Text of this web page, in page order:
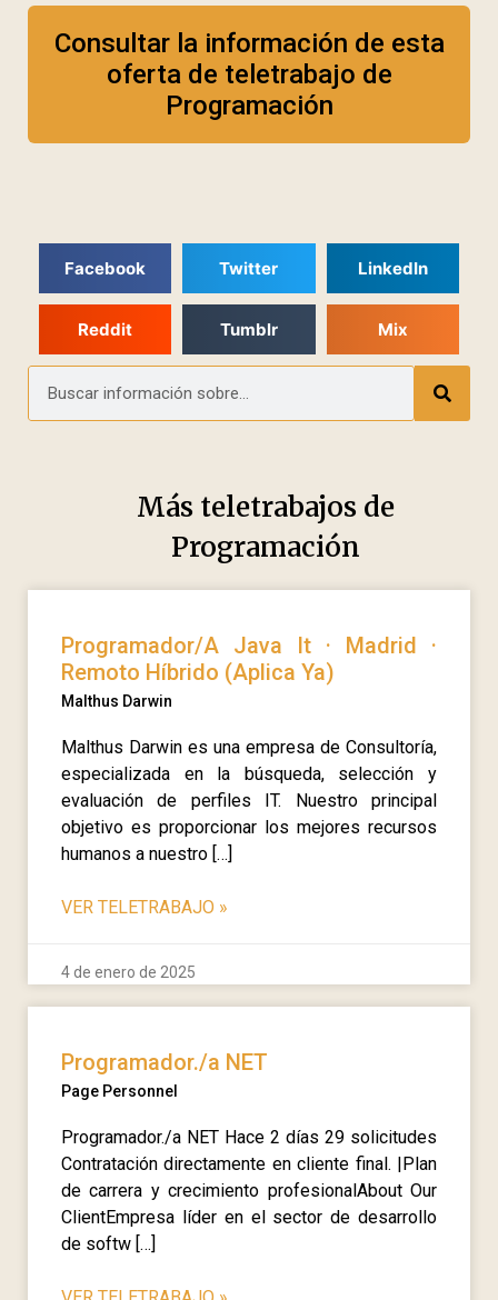
Consultar la información de esta
oferta de teletrabajo de
Programación
Facebook Twitter LinkedIn
Reddit Tumblr Mix
Más teletrabajos de
Programación
Programador/A Java It · Madrid ·
Remoto Híbrido (Aplica Ya)
Malthus Darwin
Malthus Darwin es una empresa de Consultoría,
especializada en la búsqueda, selección y
evaluación de perfiles IT. Nuestro principal
objetivo es proporcionar los mejores recursos
humanos a nuestro […]
VER TELETRABAJO »
4 de enero de 2025
Programador./a NET
Page Personnel
Programador./a NET Hace 2 días 29 solicitudes
Contratación directamente en cliente final. |Plan
de carrera y crecimiento profesionalAbout Our
ClientEmpresa líder en el sector de desarrollo
de softw […]